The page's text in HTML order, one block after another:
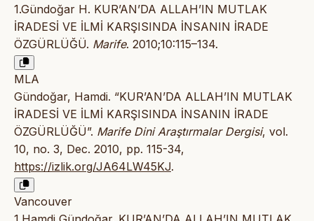
1.Gündoğar H. KUR’AN’DA ALLAH’IN MUTLAK
İRADESİ VE İLMİ KARŞISINDA İNSANIN İRADE
ÖZGÜRLÜĞÜ. Marife. 2010;10:115–134.
MLA
Gündoğar, Hamdi. “KUR’AN’DA ALLAH’IN MUTLAK
İRADESİ VE İLMİ KARŞISINDA İNSANIN İRADE
ÖZGÜRLÜĞÜ”. Marife Dini Araştırmalar Dergisi, vol.
10, no. 3, Dec. 2010, pp. 115-34,
https://izlik.org/JA64LW45KJ.
Vancouver